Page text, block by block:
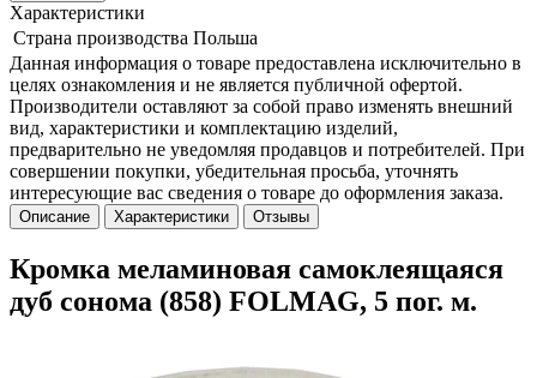
Характеристики
Страна производства Польша
Данная информация о товаре предоставлена исключительно в
целях ознакомления и не является публичной офертой.
Производители оставляют за собой право изменять внешний
вид, характеристики и комплектацию изделий,
предварительно не уведомляя продавцов и потребителей. При
совершении покупки, убедительная просьба, уточнять
интересующие вас сведения о товаре до оформления заказа.
Описание Характеристики Отзывы
Кромка меламиновая самоклеящаяся
дуб сонома (858) FOLMAG, 5 пог. м.